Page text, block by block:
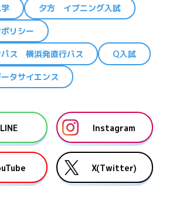
夕方 イブニング入試
リシー
パス 横浜発直行バス Q入試
タサイエンス
LINE Instagram
X(Twitter)